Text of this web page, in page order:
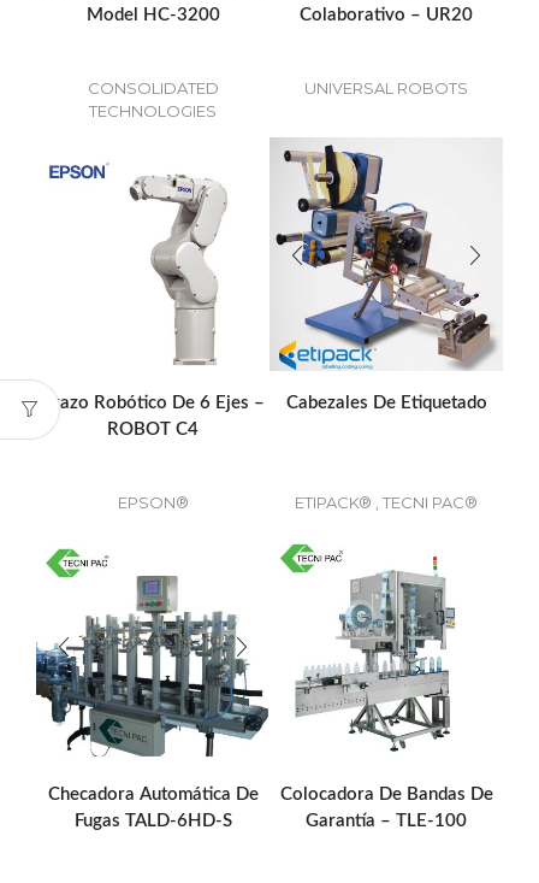
Model HC-3200
CONSOLIDATED
TECHNOLOGIES
Colaborativo – UR20
UNIVERSAL ROBOTS
Brazo Robótico De 6 Ejes –
ROBOT C4
EPSON®
Cabezales De Etiquetado
ETIPACK® TECNI PAC®
Checadora Automática De
Fugas TALD-6HD-S
Colocadora De Bandas De
Garantía – TLE-100